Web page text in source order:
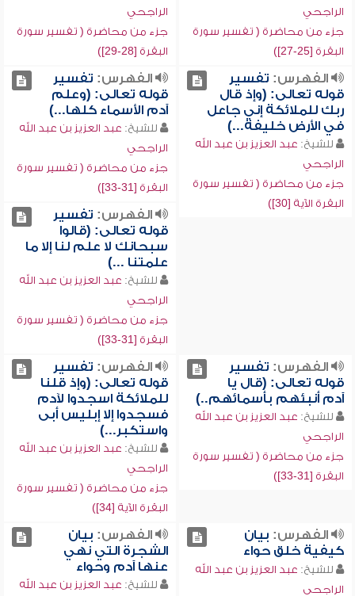
الراجحي
جزء من محاضرة ( تفسير سورة
البقرة [25-27])
الراجحي
جزء من محاضرة ( تفسير سورة
البقرة [28-29])
الفهرس: تفسير
قوله تعالى: (وإذ قال
ربك للملائكة إني جاعل
في الأرض خليفة...)
للشيخ: عبد العزيز بن عبد الله
الراجحي
جزء من محاضرة ( تفسير سورة
البقرة الآية [30])
الفهرس: تفسير
قوله تعالى: (وعلم
آدم الأسماء كلها...)
للشيخ: عبد العزيز بن عبد الله
الراجحي
جزء من محاضرة ( تفسير سورة
البقرة [31-33])
الفهرس: تفسير
قوله تعالى: (قالوا
سبحانك لا علم لنا إلا ما
علمتنا ...)
للشيخ: عبد العزيز بن عبد الله
الراجحي
جزء من محاضرة ( تفسير سورة
البقرة [31-33])
الفهرس: تفسير
قوله تعالى: (قال يا
آدم أنبئهم بأسمائهم..)
للشيخ: عبد العزيز بن عبد الله
الراجحي
جزء من محاضرة ( تفسير سورة
البقرة [31-33])
الفهرس: تفسير
قوله تعالى: (وإذ قلنا
للملائكة اسجدوا لآدم
فسجدوا إلا إبليس أبى
واستكبر...)
للشيخ: عبد العزيز بن عبد الله
الراجحي
جزء من محاضرة ( تفسير سورة
البقرة الآية [34])
الفهرس: بيان
كيفية خلق حواء
للشيخ: عبد العزيز بن عبد الله
الراجحي
الفهرس: بيان
الشجرة التي نهي
عنها آدم وحواء
للشيخ: عبد العزيز بن عبد الله